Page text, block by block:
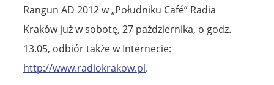
Rangun AD 2012 w „Południku Café” Radia
Kraków już w sobotę, 27 października, o godz.
13.05, odbiór także w Internecie:
http://www.radiokrakow.pl.